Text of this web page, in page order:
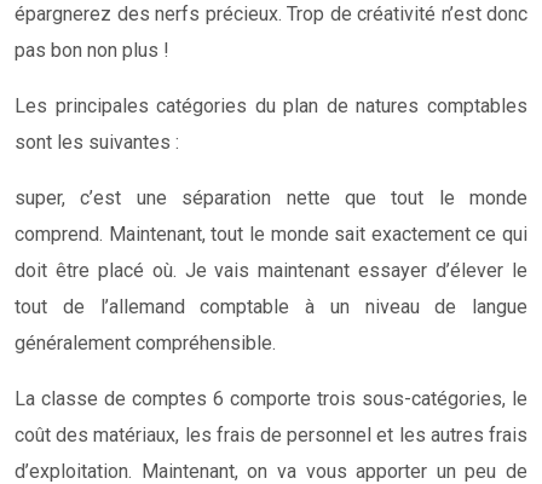
épargnerez des nerfs précieux. Trop de créativité n’est donc
pas bon non plus !
Les principales catégories du plan de natures comptables
sont les suivantes :
super, c’est une séparation nette que tout le monde
comprend. Maintenant, tout le monde sait exactement ce qui
doit être placé où. Je vais maintenant essayer d’élever le
tout de l’allemand comptable à un niveau de langue
généralement compréhensible.
La classe de comptes 6 comporte trois sous-catégories, le
coût des matériaux, les frais de personnel et les autres frais
d’exploitation. Maintenant, on va vous apporter un peu de